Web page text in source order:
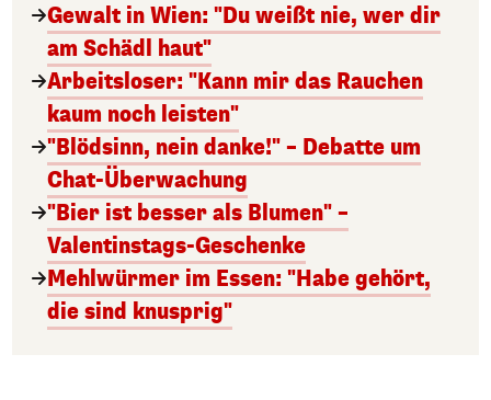
Gewalt in Wien: "Du weißt nie, wer dir
am Schädl haut"
Arbeitsloser: "Kann mir das Rauchen
kaum noch leisten"
"Blödsinn, nein danke!" – Debatte um
Chat-Überwachung
"Bier ist besser als Blumen" –
Valentinstags-Geschenke
Mehlwürmer im Essen: "Habe gehört,
die sind knusprig"